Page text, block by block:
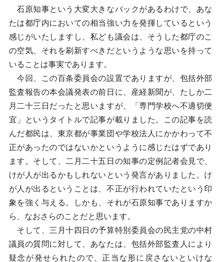
石原知事という大変大きなバックがあるわけで、あな
たは都庁内においての相当強い力を発揮しているという
感じがいたしますし、私ども議会は、そうした都庁のこ
の空気、それを刷新すべきだというような思いを持って
いることは事実であります。
今回、この百条委員会の設置でありますが、包括外部
監査報告の本会議発表の前日に、産経新聞が、たしか二
月二十三日だったと思いますが、「専門学校へ不適切便
宜」というタイトルで記事が載りました。この記事を読
んだ都民は、東京都が事業団や学校法人にかかわって不
正があったのではないかというように感じたはずであり
ます。そして、二月二十五日の知事の定例記者会見で、
けが人が出るかもしれないという発言がありました。け
が人が出るということは、不正が行われていたという印
象を強く与える。しかも、それが石原知事でありますか
ら、なおさらのことだと思います。
そして、三月十四日の予算特別委員会の民主党の中村
議員の質問に対して、あなたは、包括外部監査人により
疑念が発せられたので、正当な形に戻さないといけな